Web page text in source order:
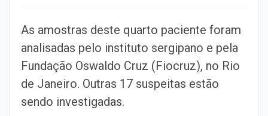
As amostras deste quarto paciente foram
analisadas pelo instituto sergipano e pela
Fundação Oswaldo Cruz (Fiocruz), no Rio
de Janeiro. Outras 17 suspeitas estão
sendo investigadas.